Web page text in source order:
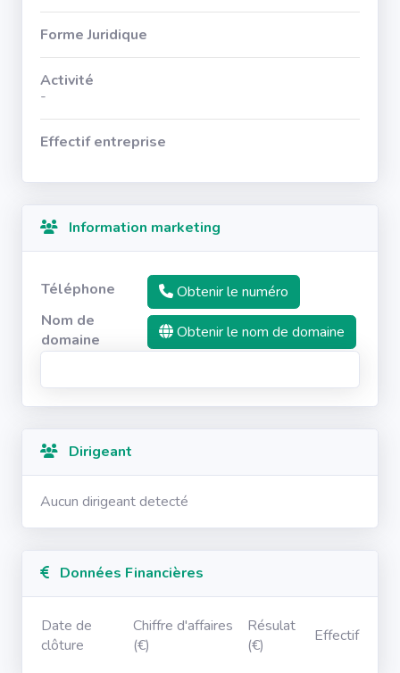
Forme Juridique
Activité
-
Effectif entreprise
Information marketing
Téléphone
Obtenir le numéro
Nom de
domaine
Obtenir le nom de domaine
Dirigeant
Aucun dirigeant detecté
Données Financières
Date de
clôture
Chiffre d'affaires
(€)
Résulat
(€)
Effectif